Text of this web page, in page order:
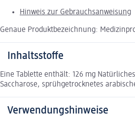
Hinweis zur Gebrauchsanweisung
Genaue Produktbezeichnung:
Inhaltsstoffe
Eine Tablette enthält: 126 mg
Saccharose, sprühgetrocknetes
Verwendungshinweise